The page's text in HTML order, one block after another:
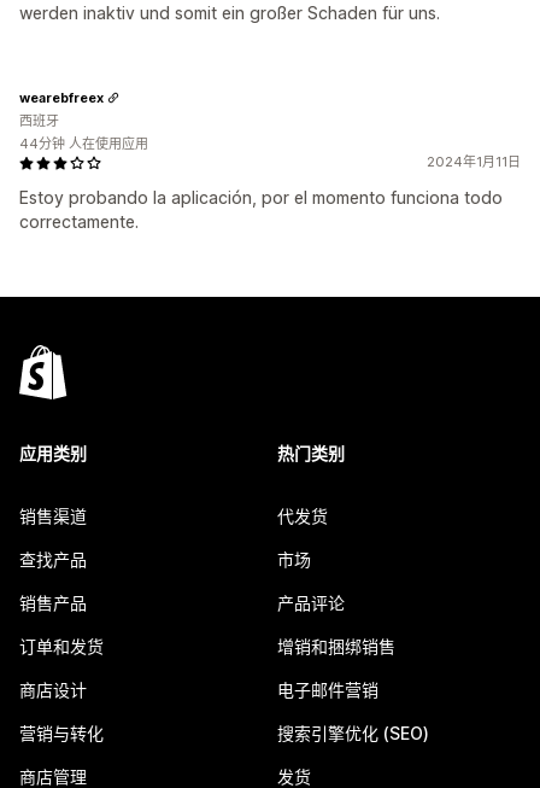
werden inaktiv und somit ein großer Schaden für uns.
2024年1月11日
Estoy probando la aplicación, por el momento funciona todo
correctamente.
wearebfreex
西班牙
44分钟 人在使用应用
应用类别
销售渠道
查找产品
销售产品
订单和发货
商店设计
营销与转化
商店管理
热门类别
代发货
市场
产品评论
增销和捆绑销售
电子邮件营销
搜索引擎优化 (SEO)
发货